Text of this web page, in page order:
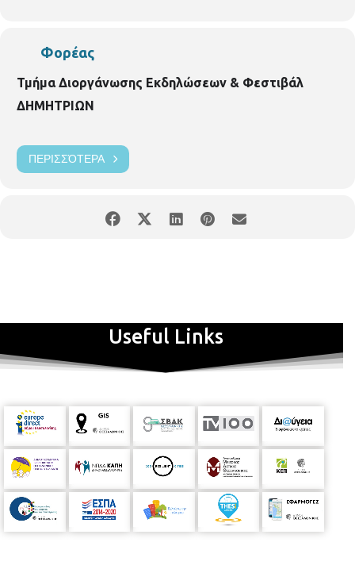
Φορέας
Τμήμα Διοργάνωσης Εκδηλώσεων & Φεστιβάλ
ΔΗΜΗΤΡΙΩΝ
ΠΕΡΙΣΣΌΤΕΡΑ
Useful Links